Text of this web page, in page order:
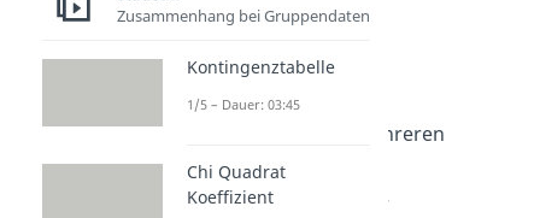
Intraindividuelle
Objektivität
Nicht nur zwischen mehreren
Forschern kann es zu
Unstimmigkeiten in der
Zusammenhang bei Gruppendaten
Kontingenztabelle
1/5 – Dauer: 03:45
Chi Quadrat
Koeffizient